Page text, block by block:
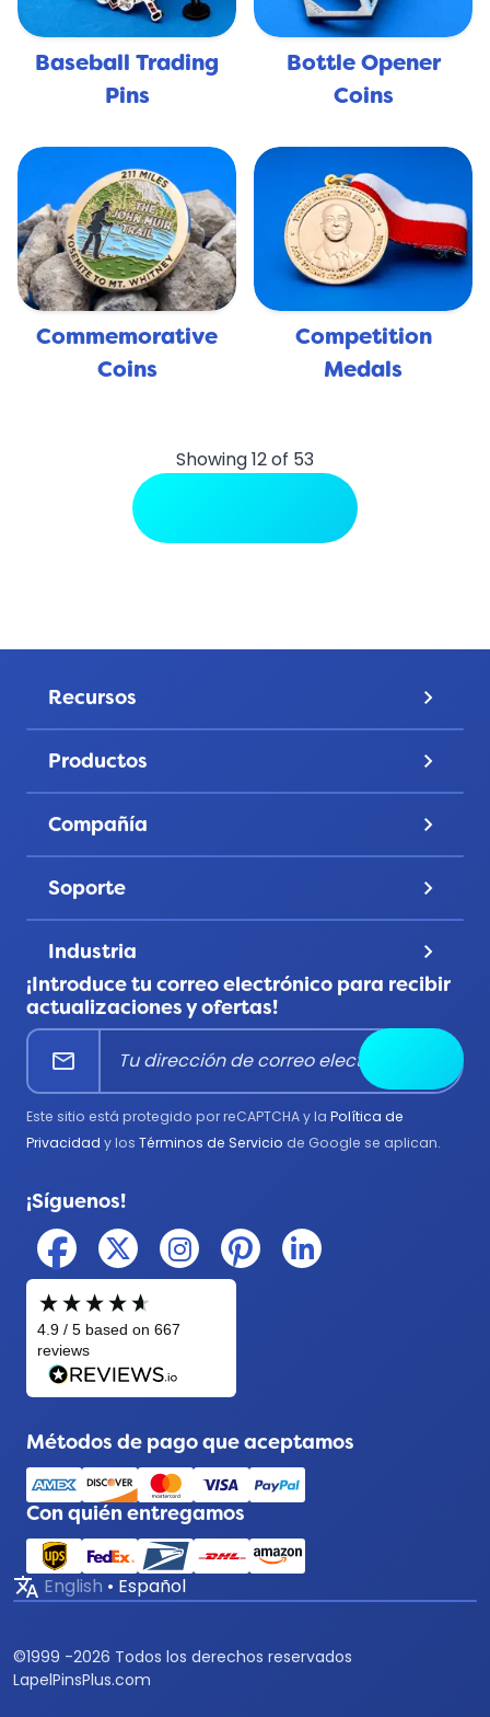
Baseball Trading
Pins
Bottle Opener
Coins
Commemorative
Coins
Competition
Medals
Showing 12 of 53
Recursos keyboard_arrow_down
Precios
Galería
Cuenta
Productos keyboard_arrow_down
Pines de solapa
Monedas de desafío
Cintas
Usos de productos
Todos los productos
Compañía keyboard_arrow_down
Sobre nosotros
Privacidad
Soporte keyboard_arrow_down
Contáctanos
Preguntas frecuentes
Centro de ayuda
Industria keyboard_arrow_down
Corporativo
Educación
Bomberos
Gobierno
Policía
¡Introduce tu correo electrónico para recibir
actualizaciones y ofertas!
mail
Este sitio está protegido por reCAPTCHA y la Política de
Privacidad y los Términos de Servicio de Google se aplican.
¡Síguenos!
Métodos de pago que aceptamos
Con quién entregamos
translate English • Español
©1999 -2026 Todos los derechos reservados
LapelPinsPlus.com